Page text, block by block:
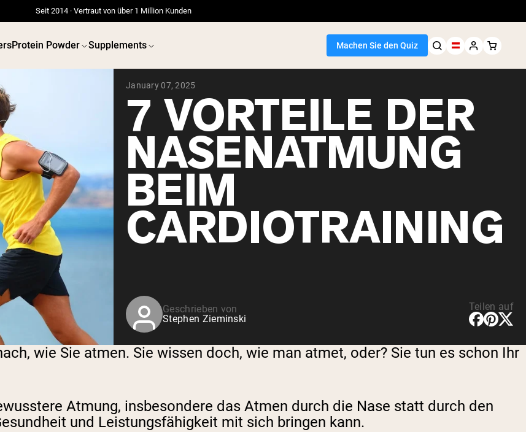
Seit 2014 · Vertraut von über 1 Million Kunden
Protein Powder Supplements Machen Sie den Quiz
January 07, 2025
7 VORTEILE DER
NASENATMUNG
BEIM
CARDIOTRAINING
Geschrieben von
Stephen Zieminski
Teilen auf
wie Sie atmen. Sie wissen doch, wie man atmet, oder? Sie tun es schon Ihr
Atmung, insbesondere das Atmen durch die Nase statt durch den
und Leistungsfähigkeit mit sich bringen kann.